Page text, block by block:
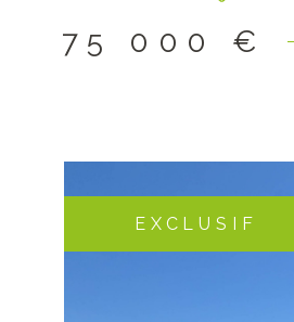
75 000 €
EXCLUSIF